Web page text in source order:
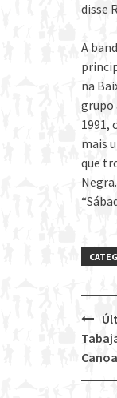
disse
A
na
grupo
1991,
mais
que
Post